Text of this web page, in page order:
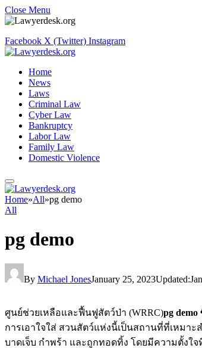
Close Menu
Facebook X (Twitter) Instagram
Home
News
Laws
Criminal Law
Cyber Law
Bankruptcy
Labor Law
Family Law
Domestic Violence
Home»All»pg demo
All
pg demo
By Michael JonesJanuary 25, 2023Updated:
ศูนย์ช่วยเหลือและฟื้นฟูสัตว์ป่า (WRRC)pg
การเอาใจใส่ สวนสัตว์แห่งนี้เป็นสถานที่ที่เหมา
บาดเจ็บ กำพร้า และถูกทอดทิ้ง โดยมีความตั้ง